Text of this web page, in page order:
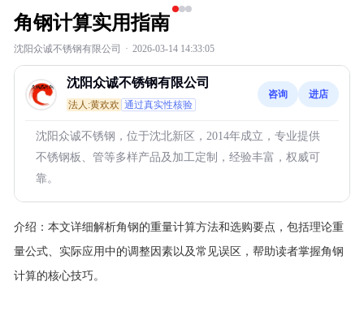
角钢计算实用指南
沈阳众诚不锈钢有限公司 · 2026-03-14 14:33:05
沈阳众诚不锈钢有限公司
法人:黄欢欢 通过真实性核验
咨询 进店
沈阳众诚不锈钢，位于沈北新区，2014年成立，专业提供
不锈钢板、管等多样产品及加工定制，经验丰富，权威可
靠。
介绍： 本文详细解析角钢的重量计算方法和选购要点，包括理论重
量公式、实际应用中的调整因素以及常见误区，帮助读者掌握角钢
计算的核心技巧。